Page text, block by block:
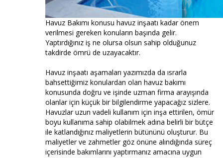
Havuz Bakımı konusu havuz inşaatı kadar önem
verilmesi gereken konuların başında gelir.
Yaptırdığınız iş ne olursa olsun sahip olduğunuz
takdirde ömrü de uzayacaktır.
Havuz inşaatı aşamaları yazımızda da ısrarla
bahsettiğimiz konulardan olan havuz bakımı
konusunda doğru ve işinde uzman firma arayışında
olanlar için küçük bir bilgilendirme yapacağız sizlere.
Havuzlar uzun vadeli kullanım için inşa ettirilen, ömür
boyu kullanıma sahip olabilmek adına belirli bir bütçe
ile katlandığınız maliyetlerin bütününü oluşturur. Bu
maliyetler ve zahmetler göz önüne alındığında süreç
içerisinde bakımlarını yaptırmanız amacına uygun